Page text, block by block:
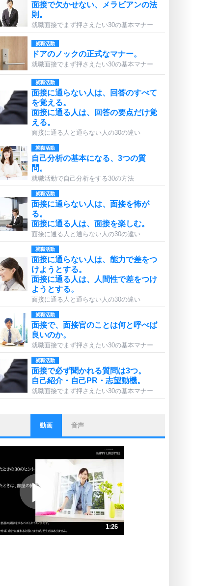
面接で欠かせない、メラビアンの法
則。
就職面接でまず押さえたい30の基本マナー
就職活動
ドアのノックの正式なマナー。
就職面接でまず押さえたい30の基本マナー
就職活動
面接に通らない人は、回答のすべて
を覚える。
面接に通る人は、回答の要点だけ覚
える。
面接に通る人と通らない人の30の違い
就職活動
自己分析の基本になる、3つの質
問。
就職活動で自己分析をする30の方法
就職活動
面接に通らない人は、面接を怖が
る。
面接に通る人は、面接を楽しむ。
面接に通る人と通らない人の30の違い
就職活動
面接に通らない人は、能力で差をつ
けようとする。
面接に通る人は、人間性で差をつけ
ようとする。
面接に通る人と通らない人の30の違い
就職活動
面接で、面接官のことは何と呼べば
良いのか。
就職面接でまず押さえたい30の基本マナー
就職活動
面接で必ず聞かれる質問は3つ。
自己紹介・自己PR・志望動機。
就職面接でまず押さえたい30の基本マナー
ストレス対策
他人と比べない。
いっそのこと、他人を見ない。
いらいらしない人になる30の方法
プラス思考
ポジティブになれない原因は、行動
しないから。
ポジティブ思考になる30の方法
ストレス対策
人生、なんとかなるもの。
動画 音声
1:26